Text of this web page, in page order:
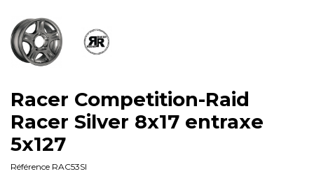
Racer Competition-Raid
Racer Silver 8x17 entraxe
5x127
Référence RAC53SI